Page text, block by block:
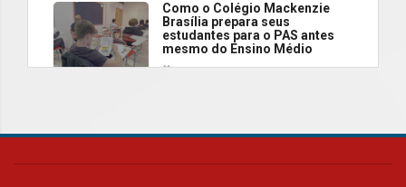
Como o Colégio Mackenzie
Brasília prepara seus
estudantes para o PAS antes
mesmo do Ensino Médio
Como os pais podem investir
escola